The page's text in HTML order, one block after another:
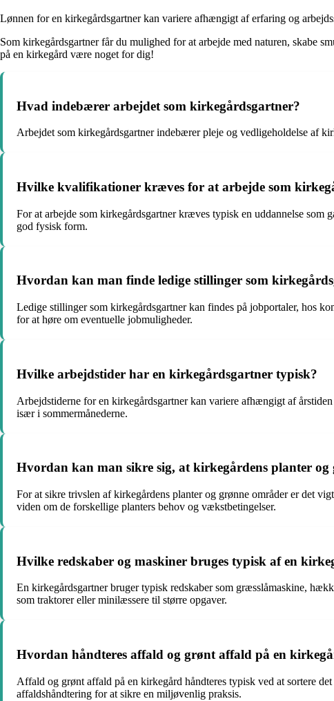
Lønnen for en kirkegårdsgartner kan variere afhængigt af erfaring og
Som kirkegårdsgartner får du mulighed for at arbejde med naturen, skabe
på en kirkegård være noget for dig!
Hvad indebærer arbejdet som kirkegårdsgartner?
Arbejdet som kirkegårdsgartner indebærer pleje og vedligeholdelse af
Hvilke kvalifikationer kræves for at arbejde som
For at arbejde som kirkegårdsgartner kræves typisk en uddannelse som
god fysisk form.
Hvordan kan man finde ledige stillinger som
Ledige stillinger som kirkegårdsgartner kan findes på jobportaler, hos
for at høre om eventuelle jobmuligheder.
Hvilke arbejdstider har en kirkegårdsgartner typisk?
Arbejdstiderne for en kirkegårdsgartner kan variere afhængigt af
især i sommermånederne.
Hvordan kan man sikre sig, at kirkegårdens planter og
For at sikre trivslen af kirkegårdens planter og grønne områder er det
viden om de forskellige planters behov og vækstbetingelser.
Hvilke redskaber og maskiner bruges typisk af en
En kirkegårdsgartner bruger typisk redskaber som græsslåmaskine,
som traktorer eller minilæssere til større opgaver.
Hvordan håndteres affald og grønt affald på en
Affald og grønt affald på en kirkegård håndteres typisk ved at sortere
affaldshåndtering for at sikre en miljøvenlig praksis.